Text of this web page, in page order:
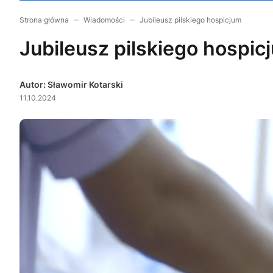
Strona główna Wiadomości Jubileusz pilskiego hospicjum
Jubileusz pilskiego
Autor: Sławomir Kotarski
11.10.2024